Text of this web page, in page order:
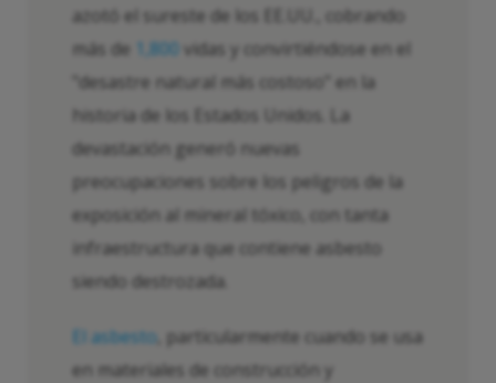
azotó el sureste de los EE.UU., cobrando
más de
1,800 vidas y convirtiéndose en el
"desastre natural más costoso" en la
historia de los Estados Unidos. La
devastación generó nuevas
preocupaciones sobre los peligros de la
exposición al mineral tóxico, con tanta
infraestructura que contiene asbesto
siendo destrozada.
El asbesto , particularmente cuando se usa
en materiales de construcción y